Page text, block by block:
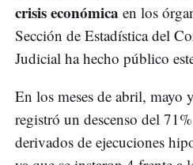
crisis económica en los
Sección de Estadística del
Judicial ha hecho público
En los meses de abril, mayo
registró un descenso del
derivados de ejecuciones